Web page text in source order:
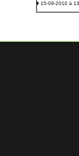
15-09-2010 à